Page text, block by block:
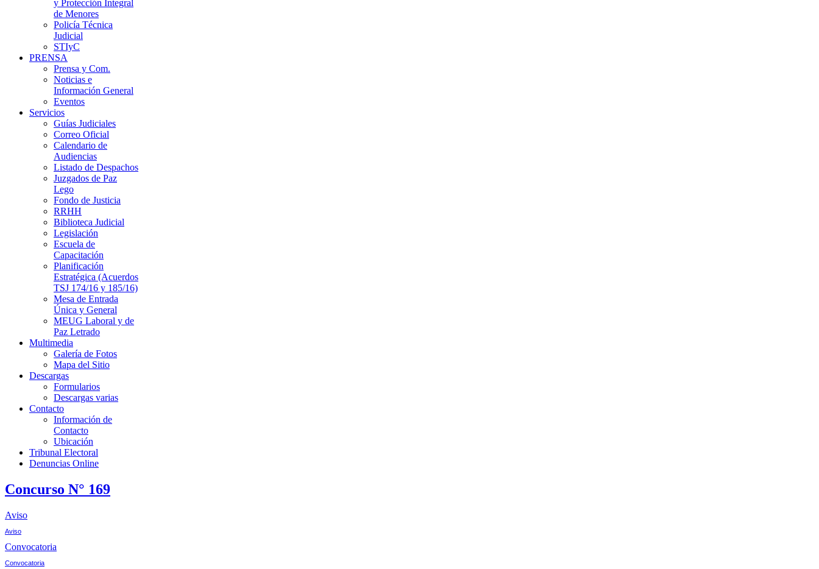
y Protección Integral
de Menores
Policía Técnica
Judicial
STIyC
PRENSA
Prensa y Com.
Noticias e
Información General
Eventos
Servicios
Guías Judiciales
Correo Oficial
Calendario de
Audiencias
Listado de Despachos
Juzgados de Paz
Lego
Fondo de Justicia
RRHH
Biblioteca Judicial
Legislación
Escuela de
Capacitación
Planificación
Estratégica (Acuerdos
TSJ 174/16 y 185/16)
Mesa de Entrada
Única y General
MEUG Laboral y de
Paz Letrado
Multimedia
Galería de Fotos
Mapa del Sitio
Descargas
Formularios
Descargas varias
Contacto
Información de
Contacto
Ubicación
Tribunal Electoral
Denuncias Online
Concurso N° 169
Aviso
Aviso
Convocatoria
Convocatoria